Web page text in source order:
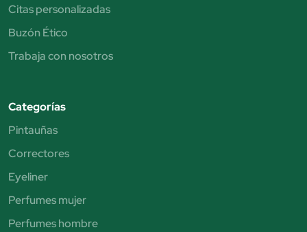
Citas personalizadas
Buzón Ético
Trabaja con nosotros
Categorías
Pintauñas
Correctores
Eyeliner
Perfumes mujer
Perfumes hombre